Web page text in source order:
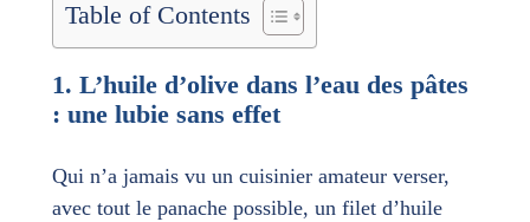
Table of Contents
1. L’huile d’olive dans l’eau des pâtes
: une lubie sans effet
Qui n’a jamais vu un cuisinier amateur verser,
avec tout le panache possible, un filet d’huile